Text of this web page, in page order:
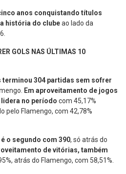
anos conquistando títulos
história do clubeao lado da
GOLS NAS ÚLTIMAS 10
terminou 304 partidas sem sofrer
Em aproveitamento de jogos
no período com 45,17%
pelo Flamengo, com 42,78%
o segundo com 390, só atrás do
de vitórias, também
atrás do Flamengo, com 58,51%.